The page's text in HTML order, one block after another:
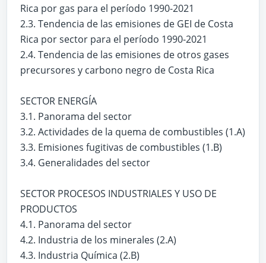
Rica por gas para el período 1990-2021
2.3. Tendencia de las emisiones de GEI de Costa
Rica por sector para el período 1990-2021
2.4. Tendencia de las emisiones de otros gases
precursores y carbono negro de Costa Rica
SECTOR ENERGÍA
3.1. Panorama del sector
3.2. Actividades de la quema de combustibles (1.A)
3.3. Emisiones fugitivas de combustibles (1.B)
3.4. Generalidades del sector
SECTOR PROCESOS INDUSTRIALES Y USO DE
PRODUCTOS
4.1. Panorama del sector
4.2. Industria de los minerales (2.A)
4.3. Industria Química (2.B)